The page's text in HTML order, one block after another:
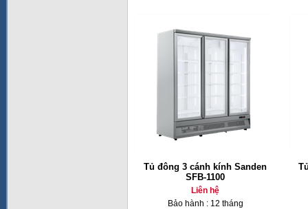
Tủ đông 3 cánh kính Sanden
SFB-1100
Liên hệ
Bảo hành : 12 tháng